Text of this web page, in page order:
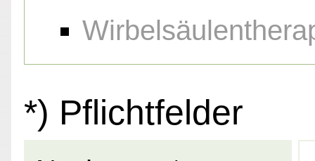
*) Pflichtfelder